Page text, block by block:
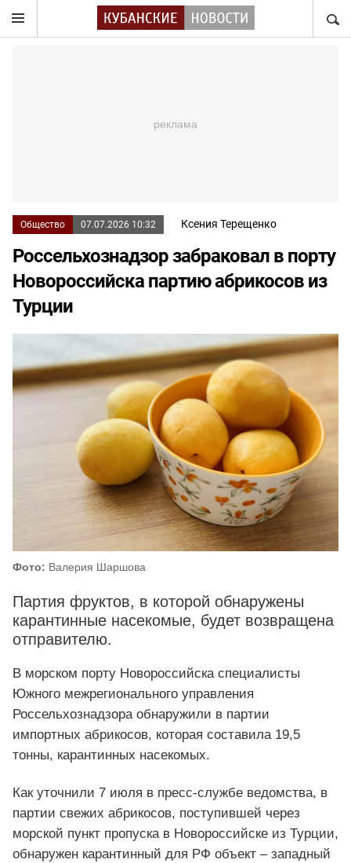
Общество 07.07.2026 10:32 Ксения Терещенко
Россельхознадзор забраковал в порту
Новороссийска партию абрикосов из
Турции
Фото: Валерия Шаршова
Партия фруктов, в которой обнаружены
карантинные насекомые, будет возвращена
отправителю.
В морском порту Новороссийска специалисты
Южного межрегионального управления
Россельхознадзора обнаружили в партии
импортных абрикосов, которая составила 19,5
тонны, карантинных насекомых.
Как уточнили 7 июля в пресс-службе ведомства, в
партии свежих абрикосов, поступившей через
морской пункт пропуска в Новороссийске из Турции,
обнаружен карантинный для РФ объект – западный